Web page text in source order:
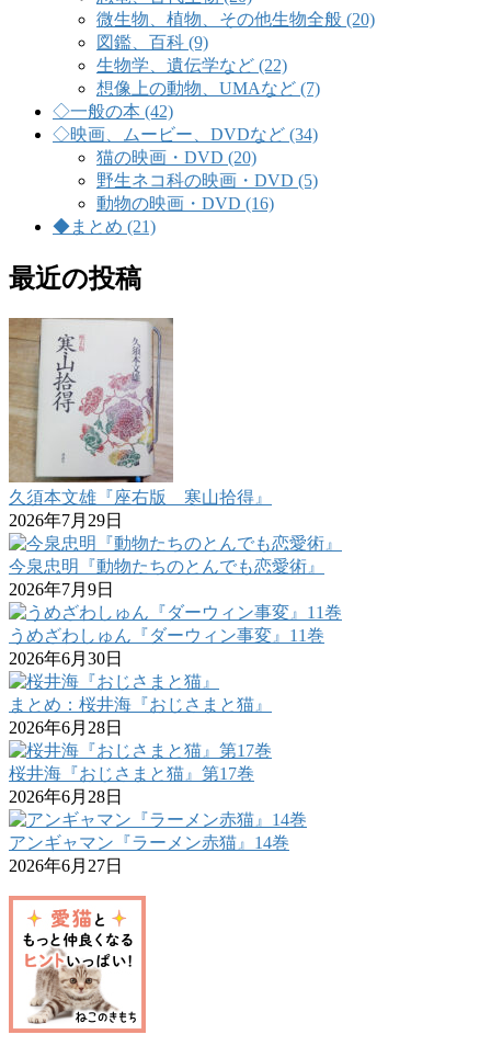
微生物、植物、その他生物全般 (20)
図鑑、百科 (9)
生物学、遺伝学など (22)
想像上の動物、UMAなど (7)
◇一般の本 (42)
◇映画、ムービー、DVDなど (34)
猫の映画・DVD (20)
野生ネコ科の映画・DVD (5)
動物の映画・DVD (16)
◆まとめ (21)
最近の投稿
久須本文雄『座右版 寒山拾得』
2026年7月29日
今泉忠明『動物たちのとんでも恋愛術』
2026年7月9日
うめざわしゅん『ダーウィン事変』11巻
2026年6月30日
まとめ：桜井海『おじさまと猫』
2026年6月28日
桜井海『おじさまと猫』第17巻
2026年6月28日
アンギャマン『ラーメン赤猫』14巻
2026年6月27日